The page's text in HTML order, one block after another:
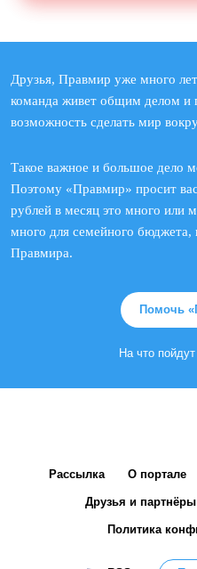
Друзья, Правмир уже много
команда живет общим делом и
возможность сделать мир
Такое важное и большое дело
Поэтому «Правмир» просит
рублей в месяц это много или
много для семейного бюджета,
Правмира.
Помочь
На что
Рассылка О портале
Друзья и партнёры
Политика